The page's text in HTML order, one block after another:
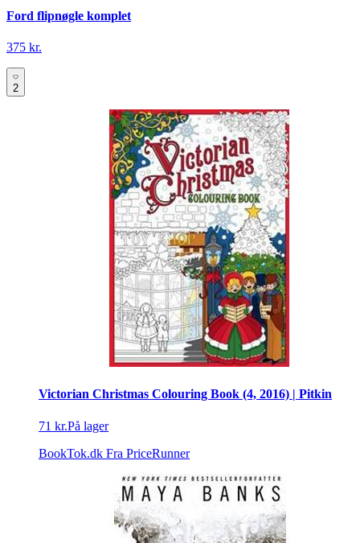
Ford flipnøgle komplet
375 kr.
2
Victorian Christmas Colouring Book (4, 2016) | Pitkin
71 kr.På lager
BookTok.dk Fra PriceRunner